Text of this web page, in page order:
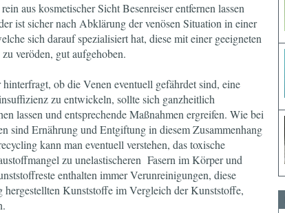
aus kosmetischer Sicht Besenreiser entfernen lassen
ist sicher nach Abklärung der venösen Situation in einer
sich darauf spezialisiert hat, diese mit einer geeigneten
veröden, gut aufgehoben.
hinterfragt, ob die Venen eventuell gefährdet sind, eine
zu entwickeln, sollte sich ganzheitlich
lassen und entsprechende Maßnahmen ergreifen. Wie bei
sind Ernährung und Entgiftung in diesem Zusammenhang
kann man eventuell verstehen, das toxische
zu unelastischeren Fasern im Körper und
enthalten immer Verunreinigungen, diese
Kunststoffe im Vergleich der Kunststoffe,